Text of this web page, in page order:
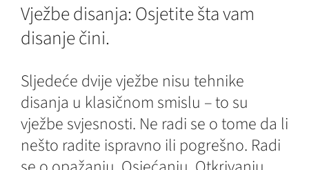
Vježbe disanja: Osjetite šta vam
disanje čini.
Sljedeće dvije vježbe nisu tehnike
disanja u klasičnom smislu – to su
vježbe svjesnosti. Ne radi se o tome da li
nešto radite ispravno ili pogrešno. Radi